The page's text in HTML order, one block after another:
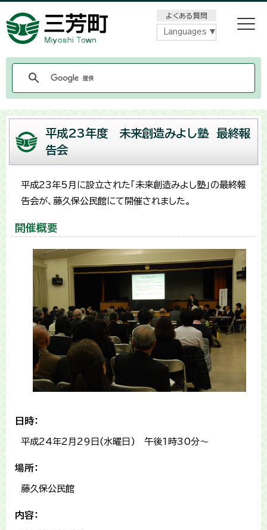
よくある質問
Languages
平成23年度 未来創造みよし塾 最終報
告会
平成23年5月に設立された「未来創造みよし塾」の最終報
告会が、藤久保公民館にて開催されました。
開催概要
日時：
平成24年2月29日(水曜日) 午後1時30分〜
場所：
藤久保公民館
内容：